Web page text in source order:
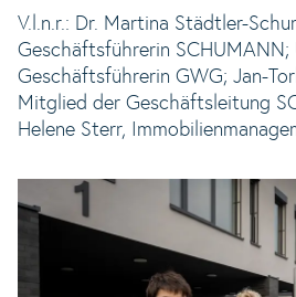
V.l.n.r.: Dr. Martina Städtler-
Geschäftsführerin SCHUMANN;
Geschäftsführerin GWG; Jan-
Mitglied der Geschäftsleitung
Helene Sterr,